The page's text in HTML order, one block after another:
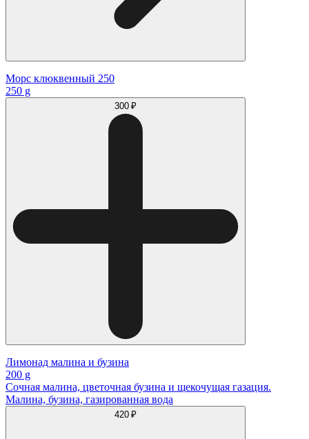
Морс клюквенный 250
250 g
300 ₽
Лимонад малина и бузина
200 g
Сочная малина, цветочная бузина и щекочущая газация.
Малина, бузина, газированная вода
420 ₽